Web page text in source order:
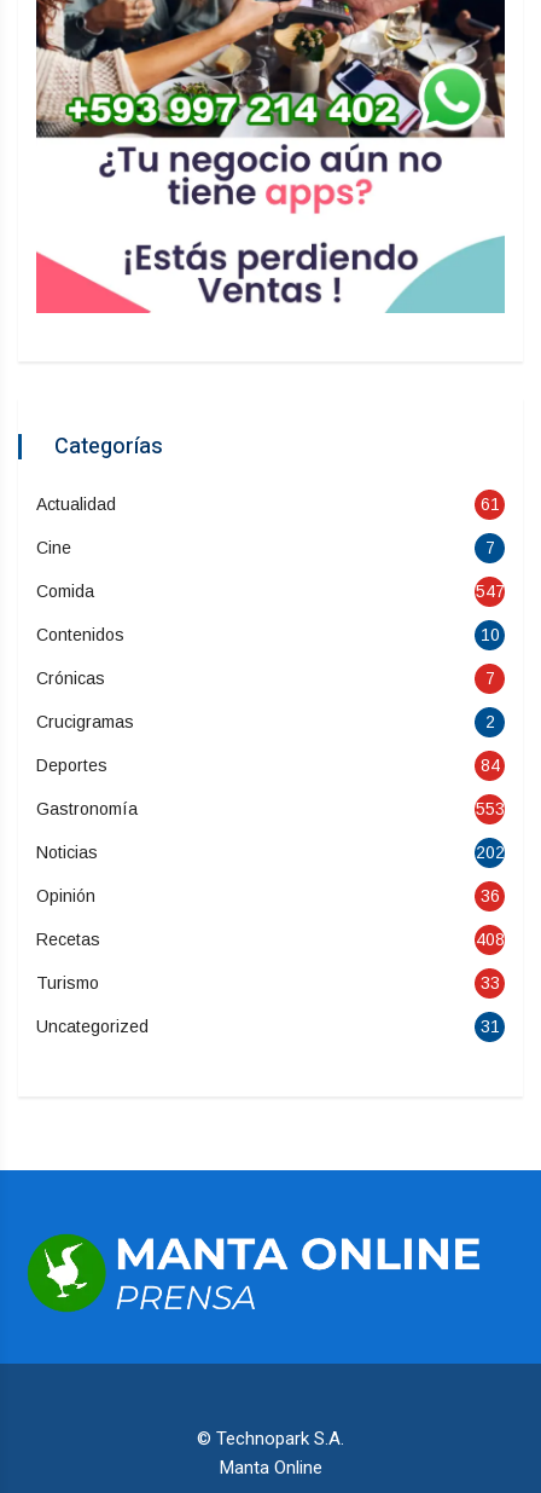
Categorías
Actualidad 61
Cine 7
Comida 547
Contenidos 10
Crónicas 7
Crucigramas 2
Deportes 84
Gastronomía 553
Noticias 202
Opinión 36
Recetas 408
Turismo 33
Uncategorized 31
© Technopark S.A.
Manta Online